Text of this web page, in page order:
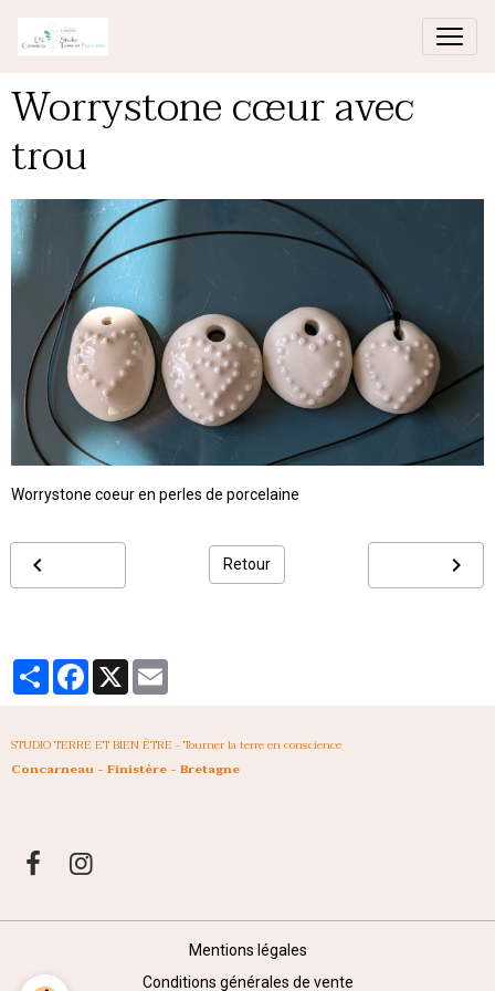
Worrystone cœur avec
trou
Worrystone coeur en perles de porcelaine
Retour
PartagerFacebook
X
STUDIO TERRE ET BIEN ÊTRE - Tourner la terre en conscience
Concarneau - Finistère - Bretagne
Mentions légales
Conditions générales de vente